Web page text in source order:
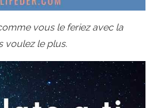
vous le feriez avec la
voulez le plus.